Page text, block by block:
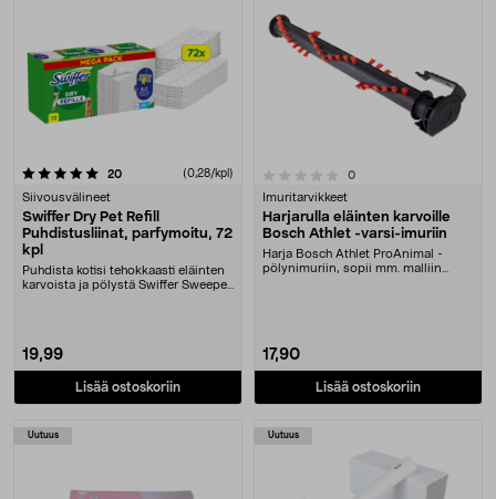
20arvostelut (0,28/kpl)
Siivousvälineet
Swiffer Dry Pet Refill
Puhdistusliinat, parfymoitu, 72
kpl
Puhdista kotisi tehokkaasti eläinten
karvoista ja pölystä Swiffer Sweeper
19,99
Lisää ostoskoriin
0.0 viidestä tähdestä 0arvostelut
Imuritarvikkeet
Harjarulla eläinten karvoille
Bosch Athlet -varsi-imuriin
Harja Bosch Athlet ProAnimal -
pölynimuriin, sopii mm. malliin
17,90
Lisää ostoskoriin
Uutuus Uutuus